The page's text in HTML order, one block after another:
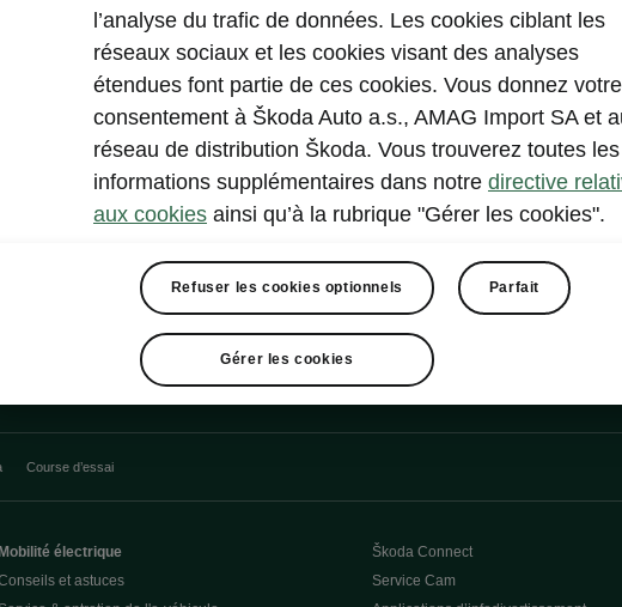
Course d’essai
Mobilité électrique
et astuces
Škoda Connect
Service Cam
l’analyse du trafic de données. Les cookies ciblant les
réseaux sociaux et les cookies visant des analyses
étendues font partie de ces cookies. Vous donnez votre
consentement à Škoda Auto a.s., AMAG Import SA et
réseau de distribution Škoda. Vous trouverez toutes les
informations supplémentaires dans notre directive
aux cookies ainsi qu’à la rubrique "Gérer les cookies".
Refuser les cookies optionnels Parfait
Gérer les cookies